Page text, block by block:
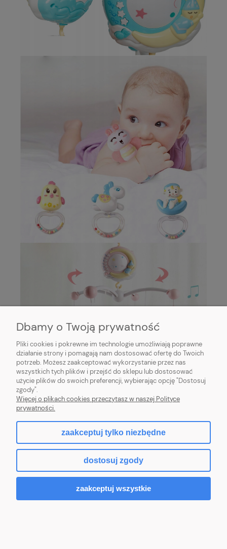
Dbamy o Twoją prywatność
Pliki cookies i pokrewne im technologie umożliwiają poprawne
działanie strony i pomagają nam dostosować ofertę do Twoich
potrzeb. Możesz zaakceptować wykorzystanie przez nas
wszystkich tych plików i przejść do sklepu lub dostosować
użycie plików do swoich preferencji, wybierając opcję "Dostosuj
zgody".
Więcej o plikach cookies przeczytasz w naszej Polityce
prywatności.
zaakceptuj tylko niezbędne
dostosuj zgody
zaakceptuj wszystkie